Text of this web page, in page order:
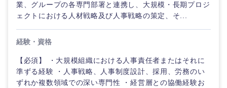
業、グループの各専門部署と連携し、大規模・長期プロジ
ェクトにおける人材戦略及び人事戦略の策定、そ...
経験・資格
【必須】 ・大規模組織における人事責任者またはそれに
準ずる経験 ・人事戦略、人事制度設計、採用、労務のい
ずれか複数領域での深い専門性 ・経営層との協働経験お